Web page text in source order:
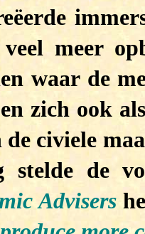
veel meer
waar de
zich ook
de civiele
de
Advisers